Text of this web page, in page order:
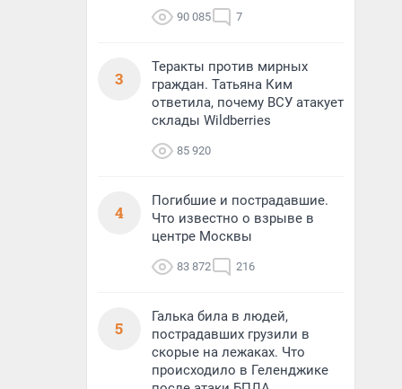
90 085 7
3
Теракты против мирных
граждан. Татьяна Ким
ответила, почему ВСУ атакует
склады Wildberries
85 920
4
Погибшие и пострадавшие.
Что известно о взрыве в
центре Москвы
83 872 216
5
Галька била в людей,
пострадавших грузили в
скорые на лежаках. Что
происходило в Геленджике